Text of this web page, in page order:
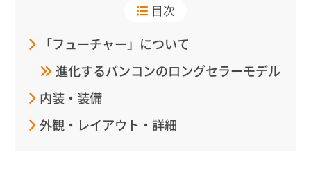
目次
「フューチャー」について
進化するバンコンのロングセラーモデル
内装・装備
外観・レイアウト・詳細